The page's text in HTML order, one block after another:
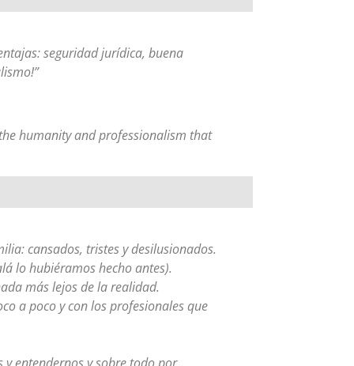
seguridad jurídica, buena
humanity and professionalism that
cansados, tristes y desilusionados.
lo hubiéramos hecho antes).
más lejos de la realidad.
a poco y con los profesionales que